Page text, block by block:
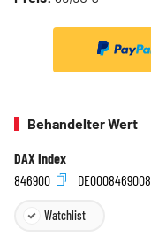
Behandelter Wert
DAX Index
846900
DE0008469008
Watchlist